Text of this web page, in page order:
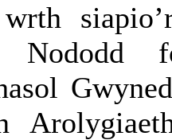
Nododd